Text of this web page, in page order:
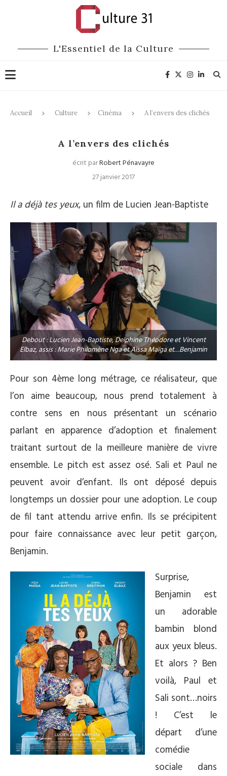
L'Essentiel de la Culture
Accueil Culture Cinéma A l’envers des clichés
A l’envers des clichés
écrit parRobert Pénavayre
27 janvier 2017
Il a déjà tes yeux, un film de Lucien Jean-Baptiste
Debout : Lucien Jean-Baptiste, Delphine Théodore et Vincent
Elbaz, assis : Marie Philomène Nga et Aïssa Maïga et…Benjamin
Pour son 4ème long métrage, ce réalisateur, que
l’on aime beaucoup, nous prend totalement à
contre sens en nous présentant un scénario
parlant en apparence d’adoption et finalement
traitant surtout de la meilleure manière de vivre
ensemble. Le pitch est assez osé. Sali et Paul ne
peuvent avoir d’enfant. Ils ont déposé depuis
longtemps un dossier pour une adoption. Le coup
de fil tant attendu arrive enfin. Ils se précipitent
pour faire connaissance avec leur petit garçon,
Benjamin.
Surprise,
Benjamin est
un adorable
bambin blond
aux yeux bleus.
Et alors ? Ben
voilà, Paul et
Sali sont…noirs
! C’est le
départ d’une
comédie
sociale dans